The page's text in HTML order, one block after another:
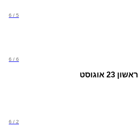
5 / 6
6 / 6
ראשון 23 אוגוסט
2 / 6